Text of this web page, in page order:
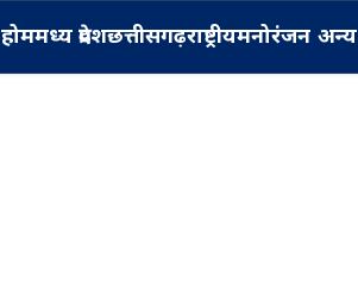
होममध्य प्रदेशछत्तीसगढ़राष्ट्रीयमनोरंजन अन्य